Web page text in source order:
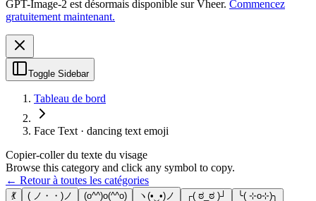
GPT-Image-2 est désormais disponible sur Vheer. Commencez
gratuitement maintenant.
Toggle Sidebar
Tableau de bord
Face Text · dancing text emoji
Copier-coller du texte du visage
Browse this category and click any symbol to copy.
← Retour à toutes les catégories
💃 ( ノ・・)ノ (o^^)o(^^o) ヽ(•‿•)ノ ┌( ಠ_ಠ )┘ ╰( ⊹o⊹)╮